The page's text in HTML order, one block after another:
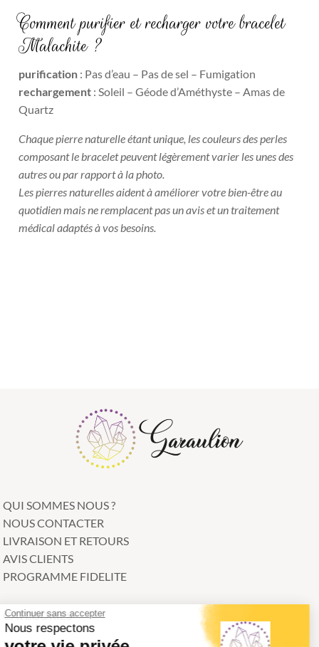
Comment purifier et recharger votre bracelet
Malachite ?
purification : Pas d’eau – Pas de sel – Fumigation
rechargement : Soleil – Géode d’Améthyste – Amas de
Quartz
Chaque pierre naturelle étant unique, les couleurs des perles
composant le bracelet peuvent légèrement varier les unes des
autres ou par rapport à la photo.
Les pierres naturelles aident à améliorer votre bien-être au
quotidien mais ne remplacent pas un avis et un traitement
médical adaptés à vos besoins.
QUI SOMMES NOUS ?
NOUS CONTACTER
LIVRAISON ET RETOURS
AVIS CLIENTS
PROGRAMME FIDELITE
CATEGORIES
Bracelets
Continuer sans accepter
Nous respectons